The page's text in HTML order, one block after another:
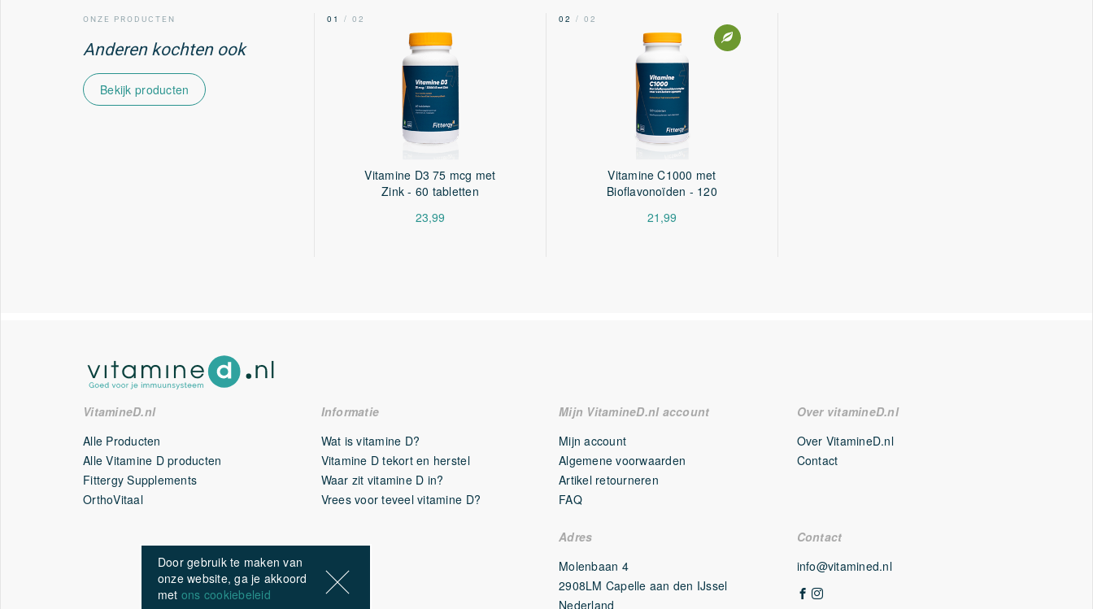
ONZE PRODUCTEN
Anderen kochten ook
Bekijk producten
00 / 02 01 / 02
Vitamine D3 75 mcg met
Zink - 60 tabletten
23,99
02 / 02
Vitamine C1000 met
Bioflavonoïden - 120
21,99
VitamineD.nl
Alle Producten
Alle Vitamine D producten
Fittergy Supplements
OrthoVitaal
Informatie
Wat is vitamine D?
Vitamine D tekort en herstel
Waar zit vitamine D in?
Vrees voor teveel vitamine D?
Mijn VitamineD.nl account
Mijn account
Algemene voorwaarden
Artikel retourneren
FAQ
Over vitamineD.nl
Over VitamineD.nl
Contact
Adres
Molenbaan 4
2908LM Capelle aan den IJssel
Nederland
Contact
info@vitamined.nl
Door gebruik te maken van
onze website, ga je akkoord
met ons cookiebeleid